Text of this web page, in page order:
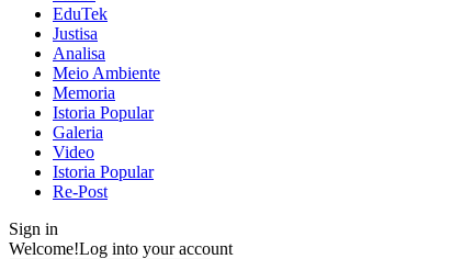
EduTek
Justisa
Analisa
Meio Ambiente
Memoria
Istoria Popular
Galeria
Video
Istoria Popular
Re-Post
Sign in
Welcome!Log into your account